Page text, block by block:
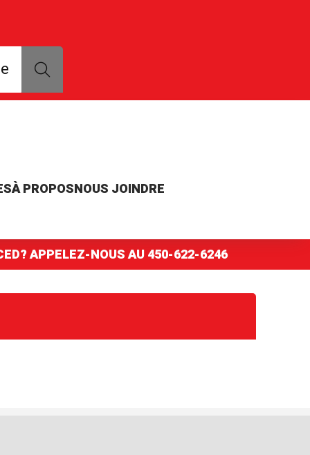
modèle ou numéro de pièce
À PROPOSNOUS JOINDRE
APPELEZ-NOUS AU450-622-6246